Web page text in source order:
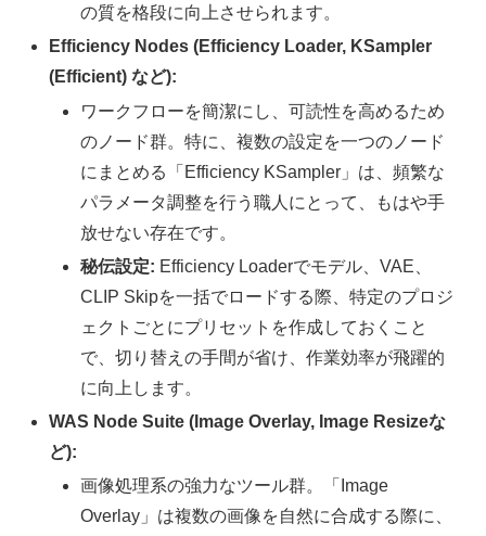
の質を格段に向上させられます。
Efficiency Nodes (Efficiency Loader, KSampler
(Efficient) など):
ワークフローを簡潔にし、可読性を高めるため
のノード群。特に、複数の設定を一つのノード
にまとめる「Efficiency KSampler」は、頻繁な
パラメータ調整を行う職人にとって、もはや手
放せない存在です。
秘伝設定: Efficiency Loaderでモデル、VAE、
CLIP Skipを一括でロードする際、特定のプロジ
ェクトごとにプリセットを作成しておくこと
で、切り替えの手間が省け、作業効率が飛躍的
に向上します。
WAS Node Suite (Image Overlay, Image Resizeな
ど):
画像処理系の強力なツール群。「Image
Overlay」は複数の画像を自然に合成する際に、